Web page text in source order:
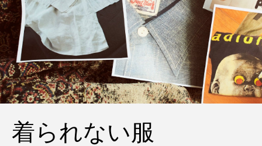
着られない服